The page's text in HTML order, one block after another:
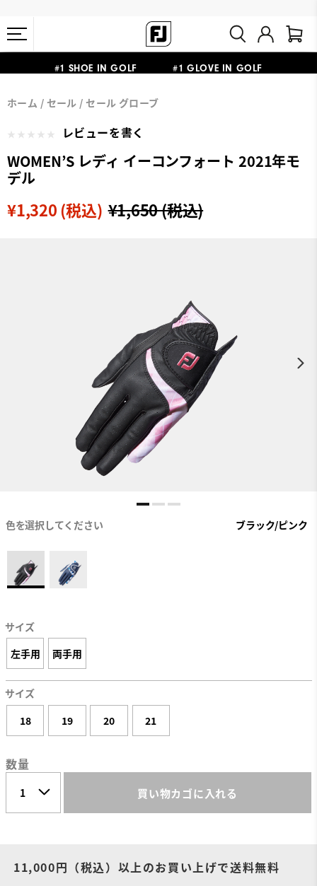
熊本地震による配送停止・遅延に関するお知らせ
#1 SHOE IN GOLF #1 GLOVE IN GOLF
11,000円
ホーム セール セール グローブ
レビューを書く
WOMEN’S レディ イーコンフォート 2021年モ
デル
¥1,650 (税込)
¥1,320 (税込)
色を選択してください ブラック/ピンク
サイズ
左手用
両手用
サイズ
18
19 20 21
数量
買い物カゴに入れる
11,000円（税込）以上のお買い上げで送料無料